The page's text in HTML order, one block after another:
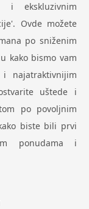
i ekskluzivnim
Ovde možete
po sniženim
kako bismo vam
najatraktivnijim
uštede i
po povoljnim
biste bili prvi
ponudama i